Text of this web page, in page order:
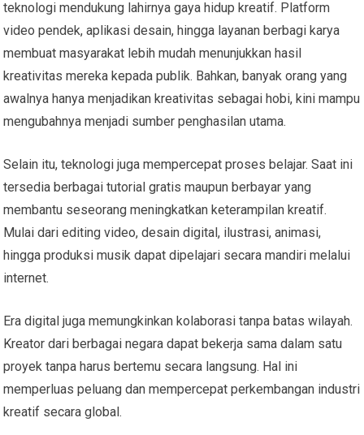
teknologi mendukung lahirnya gaya hidup kreatif. Platform
video pendek, aplikasi desain, hingga layanan berbagi karya
membuat masyarakat lebih mudah menunjukkan hasil
kreativitas mereka kepada publik. Bahkan, banyak orang yang
awalnya hanya menjadikan kreativitas sebagai hobi, kini mampu
mengubahnya menjadi sumber penghasilan utama.
Selain itu, teknologi juga mempercepat proses belajar. Saat ini
tersedia berbagai tutorial gratis maupun berbayar yang
membantu seseorang meningkatkan keterampilan kreatif.
Mulai dari editing video, desain digital, ilustrasi, animasi,
hingga produksi musik dapat dipelajari secara mandiri melalui
internet.
Era digital juga memungkinkan kolaborasi tanpa batas wilayah.
Kreator dari berbagai negara dapat bekerja sama dalam satu
proyek tanpa harus bertemu secara langsung. Hal ini
memperluas peluang dan mempercepat perkembangan industri
kreatif secara global.